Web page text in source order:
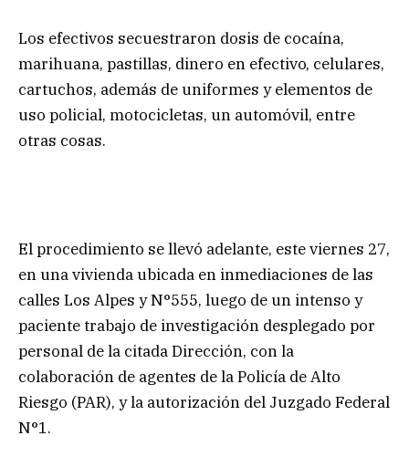
Los efectivos secuestraron dosis de cocaína,
marihuana, pastillas, dinero en efectivo, celulares,
cartuchos, además de uniformes y elementos de
uso policial, motocicletas, un automóvil, entre
otras cosas.
El procedimiento se llevó adelante, este viernes 27,
en una vivienda ubicada en inmediaciones de las
calles Los Alpes y N°555, luego de un intenso y
paciente trabajo de investigación desplegado por
personal de la citada Dirección, con la
colaboración de agentes de la Policía de Alto
Riesgo (PAR), y la autorización del Juzgado Federal
N°1.